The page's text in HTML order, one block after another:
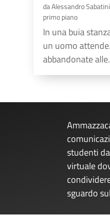
daAlessandro Sabatini
primo piano
In una buia
un uomo
abbandonate
studenti
virtuale
sguardo